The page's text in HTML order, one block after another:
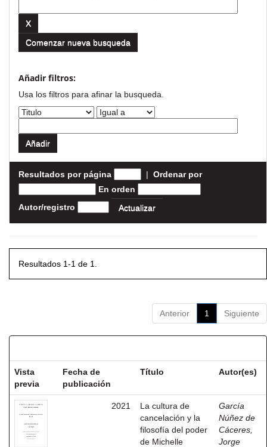
Comenzar nueva busqueda
Añadir filtros:
Usa los filtros para afinar la busqueda.
Resultados por página | Ordenar por
En orden
Autor/registro
Resultados 1-1 de 1.
Anterior 1 Siguiente
Vista
previa
Fecha de
publicación
Título Autor(es)
2021
La cultura de
cancelación y la
filosofía del poder
de Michelle
García
Núñez de
Cáceres,
Jorge